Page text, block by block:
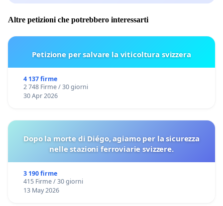
Altre petizioni che potrebbero interessarti
Petizione per salvare la viticoltura svizzera
4 137 firme
2 748 Firme / 30 giorni
30 Apr 2026
Dopo la morte di Diégo, agiamo per la sicurezza
nelle stazioni ferroviarie svizzere.
3 190 firme
415 Firme / 30 giorni
13 May 2026